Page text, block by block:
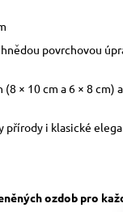
povrchovou
× 10 cm a 6 × 8 cm)
přírody i klasické
ozdob pro